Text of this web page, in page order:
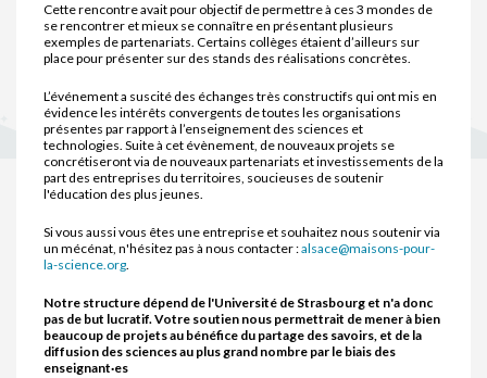
Cette rencontre avait pour objectif de permettre à ces 3 mondes de
se rencontrer et mieux se connaître en présentant plusieurs
exemples de partenariats. Certains collèges étaient d’ailleurs sur
place pour présenter sur des stands des réalisations concrètes.
L’événement a suscité des échanges très constructifs qui ont mis en
évidence les intérêts convergents de toutes les organisations
présentes par rapport à l’enseignement des sciences et
technologies. Suite à cet évènement, de nouveaux projets se
concrétiseront via de nouveaux partenariats et investissements de la
part des entreprises du territoires, soucieuses de soutenir
l'éducation des plus jeunes.
Si vous aussi vous êtes une entreprise et souhaitez nous soutenir via
un mécénat, n'hésitez pas à nous contacter :alsace@maisons-pour-
la-science.org.
Notre structure dépend de l'Université de Strasbourg et n'a donc
pas de but lucratif. Votre soutien nous permettrait de mener à bien
beaucoup de projets au bénéfice du partage des savoirs, et de la
diffusion des sciences au plus grand nombre par le biais des
enseignant·es